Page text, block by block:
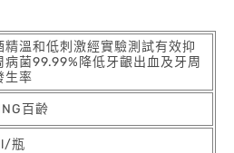
精溫和低刺激經實驗測試有效抑
病菌99.99%降低牙齦出血及牙周
生率
百齡
瓶